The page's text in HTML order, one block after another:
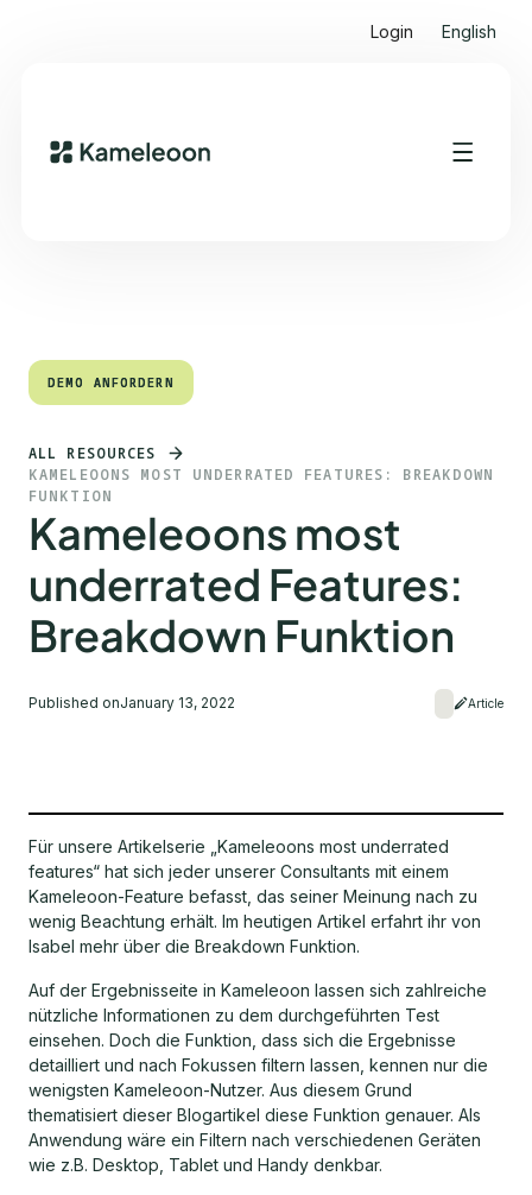
Login English
Quick Links
DEMO ANFORDERN
DEMO ANFORDERN
ALL RESOURCES
KAMELEOONS MOST UNDERRATED FEATURES: BREAKDOWN
FUNKTION
Kameleoons most
underrated Features:
Breakdown Funktion
Published onJanuary 13, 2022 Article
Für unsere Artikelserie „Kameleoons most underrated
features“ hat sich jeder unserer Consultants mit einem
Kameleoon-Feature befasst, das seiner Meinung nach zu
wenig Beachtung erhält. Im heutigen Artikel erfahrt ihr von
Isabel mehr über die Breakdown Funktion.
Auf der Ergebnisseite in Kameleoon lassen sich zahlreiche
nützliche Informationen zu dem durchgeführten Test
einsehen. Doch die Funktion, dass sich die Ergebnisse
detailliert und nach Fokussen filtern lassen, kennen nur die
wenigsten Kameleoon-Nutzer. Aus diesem Grund
thematisiert dieser Blogartikel diese Funktion genauer. Als
Anwendung wäre ein Filtern nach verschiedenen Geräten
wie z.B. Desktop, Tablet und Handy denkbar.